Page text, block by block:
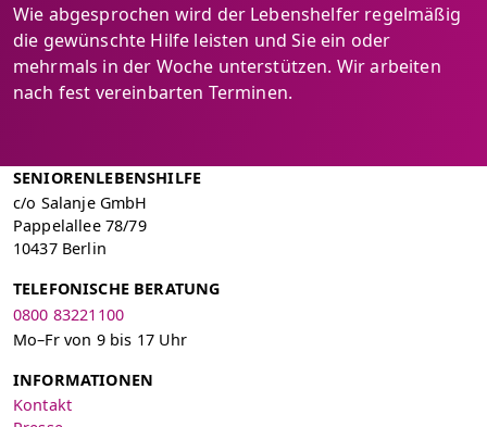
Wie abgesprochen wird der Lebenshelfer regelmäßig
die gewünschte Hilfe leisten und Sie ein oder
mehrmals in der Woche unterstützen. Wir arbeiten
nach fest vereinbarten Terminen.
SENIORENLEBENSHILFE
c/o Salanje GmbH
Pappelallee 78/79
10437 Berlin
TELEFONISCHE BERATUNG
0800 83221100
Mo–Fr von 9 bis 17 Uhr
INFORMATIONEN
Kontakt